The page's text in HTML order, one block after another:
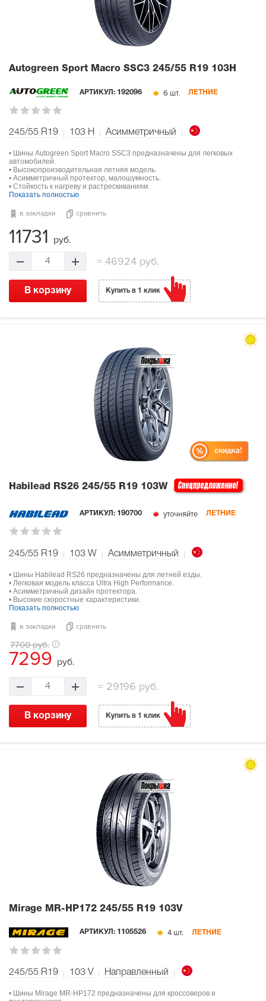
Autogreen Sport Macro SSC3 245/55 R19 103H
АРТИКУЛ: 192096 6 шт. ЛЕТНИЕ
245/55 R19 103 H Асимметричный
• Шины Autogreen Sport Macro SSC3 предназначены для легковых
автомобилей.
• Высокопроизводительная летняя модель.
• Асимметричный протектор, малошумность.
• Стойкость к нагреву и растрескиваниям.
Показать полностью
в закладки сравнить
11731 руб.
4 = 46924 руб.
В корзину Купить в 1 клик
Habilead RS26 245/55 R19 103W
АРТИКУЛ: 190700 уточняйте ЛЕТНИЕ
245/55 R19 103 W Асимметричный
• Шины Habilead RS26 предназначены для летней езды.
• Легковая модель класса Ultra High Performance.
• Асимметричный дизайн протектора.
• Высокие скоростные характеристики.
Показать полностью
в закладки сравнить
7700 руб.
7299 руб.
4 =29196 руб.
В корзину Купить в 1 клик
Mirage MR-HP172 245/55 R19 103V
АРТИКУЛ: 1105526 4 шт. ЛЕТНИЕ
245/55 R19 103 V Направленный
• Шины Mirage MR-HP172 предназначены для кроссоверов и